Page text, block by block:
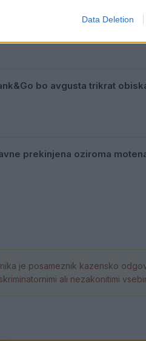
Data Deletion
zapora ceste na odcepu
bo avgusta trikrat
prekinjena oziroma
je posameznik kazensko
ali nezakonitimi